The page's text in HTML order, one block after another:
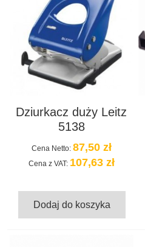
Dziurkacz duży Leitz
5138
Cena Netto: 87,50 zł
Cena z VAT: 107,63 zł
Dodaj do koszyka